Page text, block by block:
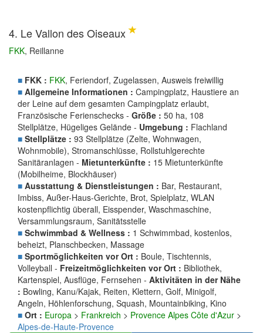
4. Le Vallon des Oiseaux
FKK, Reillanne
■ FKK : FKK, Feriendorf, Zugelassen, Ausweis freiwillig
■ Allgemeine Informationen : Campingplatz, Haustiere an
der Leine auf dem gesamten Campingplatz erlaubt,
Französische Ferienschecks - Größe : 50 ha, 108
Stellplätze, Hügeliges Gelände - Umgebung : Flachland
■ Stellplätze : 93 Stellplätze (Zelte, Wohnwagen,
Wohnmobile), Stromanschlüsse, Rollstuhlgerechte
Sanitäranlagen - Mietunterkünfte : 15 Mietunterkünfte
(Mobilheime, Blockhäuser)
■ Ausstattung & Dienstleistungen : Bar, Restaurant,
Imbiss, Außer-Haus-Gerichte, Brot, Spielplatz, WLAN
kostenpflichtig überall, Eisspender, Waschmaschine,
Versammlungsraum, Sanitätsstelle
■ Schwimmbad & Wellness : 1 Schwimmbad, kostenlos,
beheizt, Planschbecken, Massage
■ Sportmöglichkeiten vor Ort : Boule, Tischtennis,
Volleyball - Freizeitmöglichkeiten vor Ort : Bibliothek,
Kartenspiel, Ausflüge, Fernsehen - Aktivitäten in der Nähe
: Bowling, Kanu/Kajak, Reiten, Klettern, Golf, Minigolf,
Angeln, Höhlenforschung, Squash, Mountainbiking, Kino
■ Ort : Europa > Frankreich > Provence Alpes Côte d'Azur >
Alpes-de-Haute-Provence